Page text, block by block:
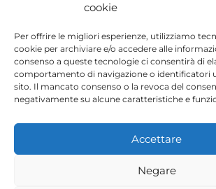
cookie
Per offrire le migliori esperienze, utilizziamo
cookie per archiviare e/o accedere alle
consenso a queste tecnologie ci consentirà di
comportamento di navigazione o identificatori
sito. Il mancato consenso o la revoca del
negativamente su alcune caratteristiche e
Accettare
Negare
beneficiaria del Fondo europeo di sviluppo
migliorare l’utilizzo e la qualità delle tecnologie
della comunicazione e la loro accessibilità, e
implementare le seguenti misure: presenza
pagina web. Tale misura è stata attuata nel
scopo, la società è stata supportata dal